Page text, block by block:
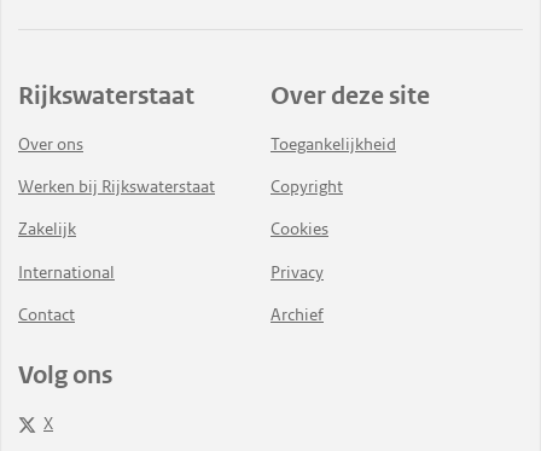
Rijkswaterstaat
Over ons
Werken bij Rijkswaterstaat
Zakelijk
International
Contact
Over deze site
Toegankelijkheid
Copyright
Cookies
Privacy
Archief
Volg ons
X